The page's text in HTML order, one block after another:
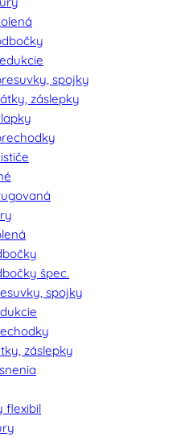
spojky
záslepky
špec.
spojky
záslepky
flexibil